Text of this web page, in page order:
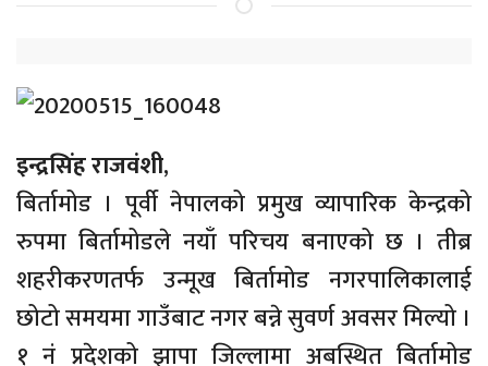
इन्द्रसिंह राजवंशी,
बिर्तामोड । पूर्वी नेपालको प्रमुख व्यापारिक केन्द्रको
रुपमा बिर्तामोडले नयाँ परिचय बनाएको छ । तीब्र
शहरीकरणतर्फ उन्मूख बिर्तामोड नगरपालिकालाई
छोटो समयमा गाउँबाट नगर बन्ने सुवर्ण अवसर मिल्यो ।
१ नं प्रदेशको झापा जिल्लामा अबस्थित बिर्तामोड